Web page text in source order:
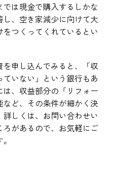
は現金で購入するしかな
、空き家減少に向けて大
つくってくれているとい
申し込んでみると、「収
いない」という銀行もあ
、収益部分の「リフォー
ど、その条件が細かく決
しくは、お問い合わせい
があるので、お気軽にご